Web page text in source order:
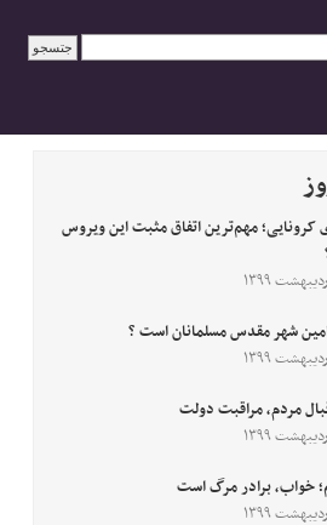
کرونایی؛ مهم‌ترین اتفاق مثبت این ویروس
شهر مقدس مسلمانان است ؟
مردم، مراقبت دولت
خواب، برادر مرگ است